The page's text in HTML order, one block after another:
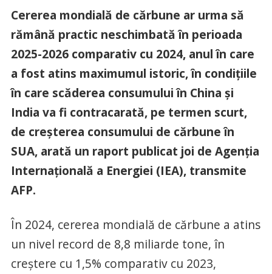
Cererea mondială de cărbune ar urma să
rămână practic neschimbată în perioada
2025-2026 comparativ cu 2024, anul în care
a fost atins maximumul istoric, în condiţiile
în care scăderea consumului în China şi
India va fi contracarată, pe termen scurt,
de creşterea consumului de cărbune în
SUA, arată un raport publicat joi de Agenţia
Internaţională a Energiei (IEA), transmite
AFP.
În 2024, cererea mondială de cărbune a atins
un nivel record de 8,8 miliarde tone, în
creştere cu 1,5% comparativ cu 2023,